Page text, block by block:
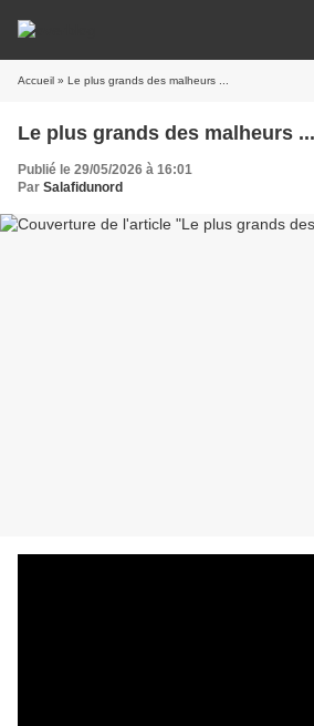
Accueil » Le plus grands des malheurs ...
Le plus grands des malheurs ...
Publié le 29/05/2026 à 16:01
Par Salafidunord